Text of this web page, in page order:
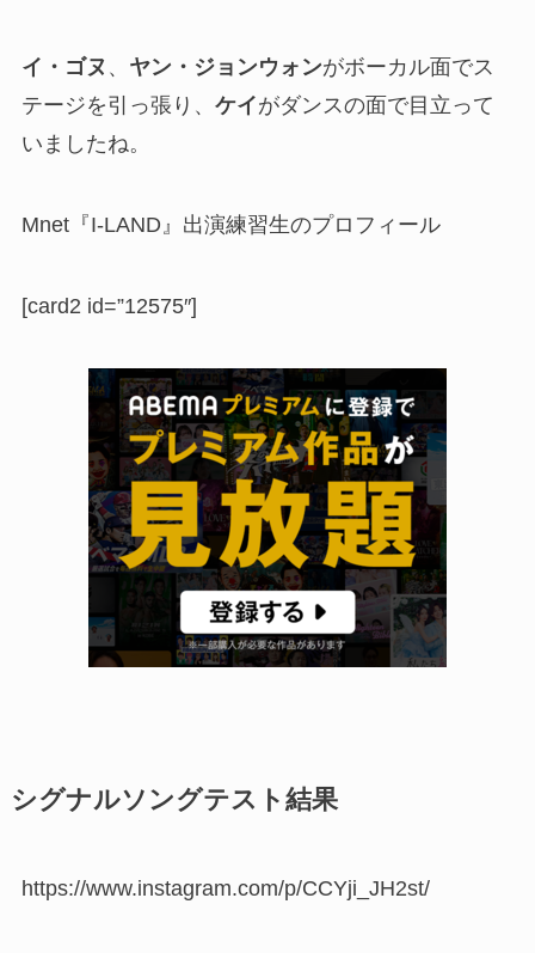
イ・ゴヌ 、 ヤン・ジョンウォンがボーカル面でス
テージを引っ張り、 ケイがダンスの面で目立って
いましたね。
Mnet『I-LAND』出演練習生のプロフィール
[card2 id=”12575″]
シグナルソングテスト結果
https://www.instagram.com/p/CCYji_JH2st/